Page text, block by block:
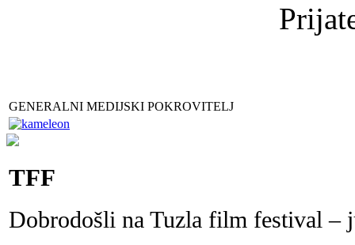
GENERALNI MEDIJSKI POKROVITELJ
TFF
Dobrodošli na Tuzla film festival –